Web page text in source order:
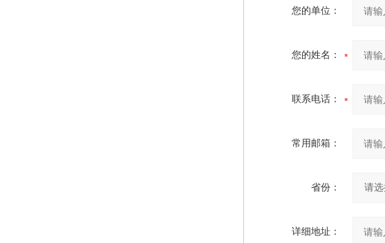
您的单位：
您的姓名：
联系电话：
常用邮箱：
省份：
详细地址：